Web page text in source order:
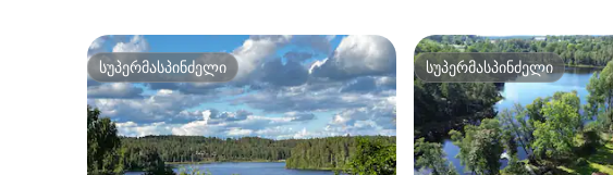
სუპერმასპინძელი
სუპერმასპინძელი სუპერმასპინძელი
სუპერმასპინძელი